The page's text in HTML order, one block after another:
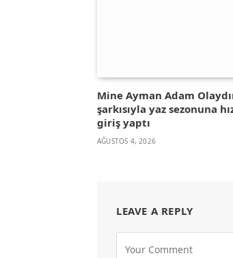
Mine Ayman Adam
şarkısıyla yaz sezonuna
giriş yaptı
AĞUSTOS 4, 2026
LEAVE A REPLY